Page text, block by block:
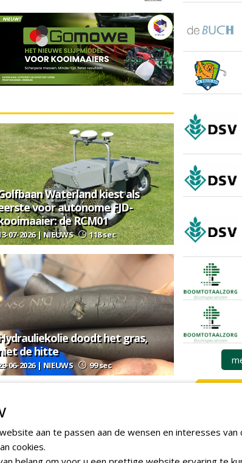
Waterland kiest als
voor autonome FJD-
de RCM01
07-2026 | NIEUWS 118 sec
doodt het gras,
niet de hitte
06-2026 | NIEUWS 99 sec
aan te passen aan de wensen en interesses van
cookies.